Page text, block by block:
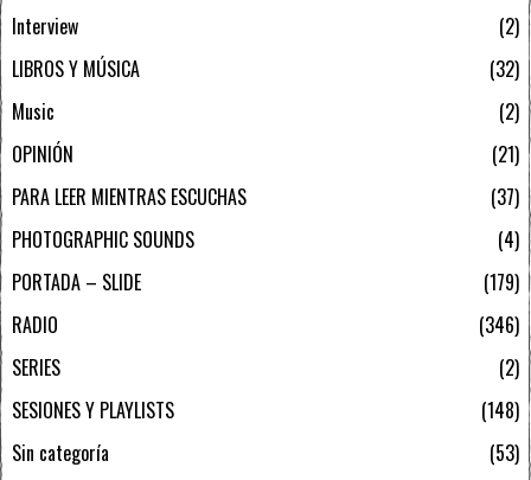
Interview
2
LIBROS Y MÚSICA
32
Music
2
OPINIÓN
21
PARA LEER MIENTRAS ESCUCHAS
37
PHOTOGRAPHIC SOUNDS
4
PORTADA – SLIDE
179
RADIO
346
SERIES
2
SESIONES Y PLAYLISTS
148
Sin categoría
53